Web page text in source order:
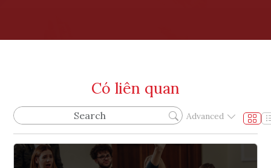
Có liên quan
Advanced